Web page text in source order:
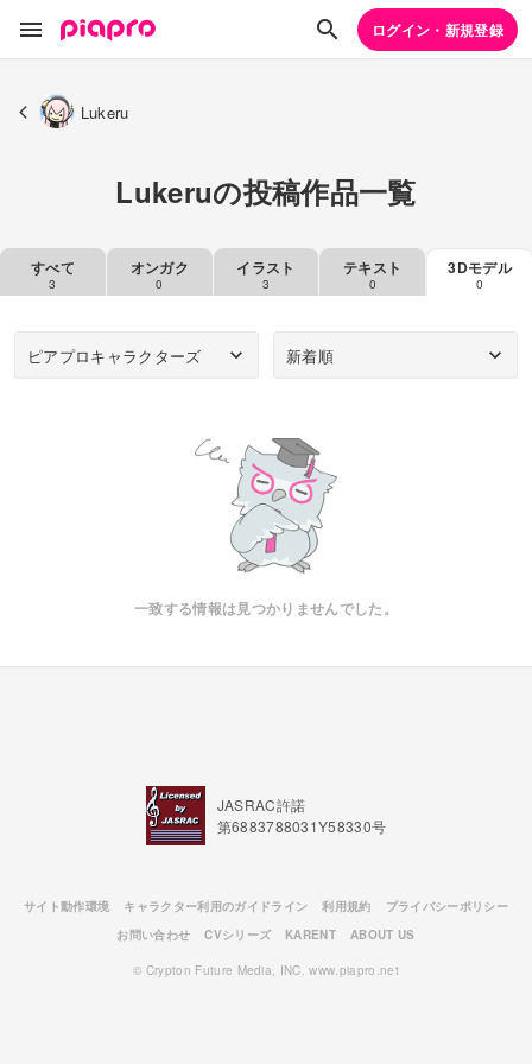
ログイン・新規登録
Lukeru
Lukeruの投稿作品一覧
すべて
3
オンガク
0
イラスト
3
テキスト
0
3Dモデル
0
ピアプロキャラクターズ 新着順
一致する情報は見つかりませんでした。
JASRAC許諾
第6883788031Y58330号
サイト動作環境 キャラクター利用のガイドライン 利用規約
プライバシーポリシー
お問い合わせ
CVシリーズ KARENT ABOUT US
© Crypton Future Media, INC. www.piapro.net